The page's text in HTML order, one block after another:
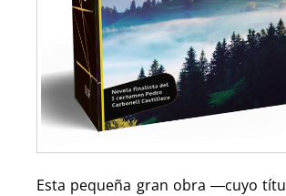
Esta pequeña gran obra ―cuyo